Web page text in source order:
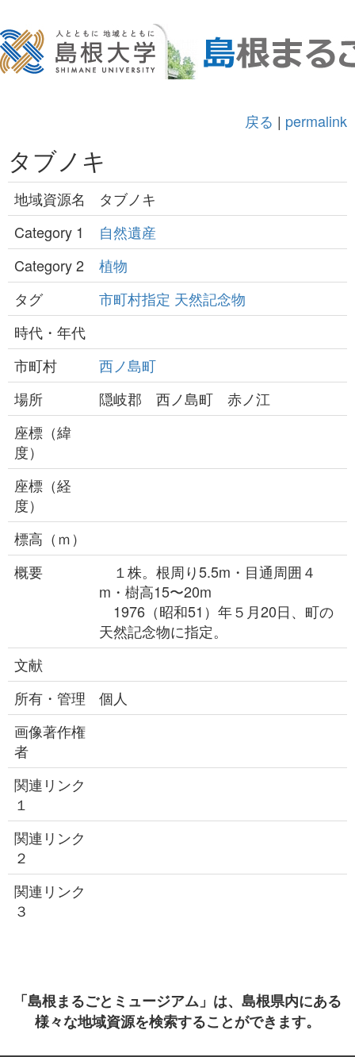
戻る | permalink
タブノキ
地域資源名
タブノキ
Category 1
自然遺産
Category 2
植物
タグ
市町村指定 天然記念物
時代・年代
市町村
西ノ島町
場所
隠岐郡 西ノ島町 赤ノ江
座標（緯
度）
座標（経
度）
標高（ｍ）
概要
１株。根周り5.5m・目通周囲４
m・樹高15〜20m
1976（昭和51）年５月20日、町の
天然記念物に指定。
文献
所有・管理
個人
画像著作権
者
関連リンク
１
関連リンク
２
関連リンク
３
「島根まるごとミュージアム」は、島根県内にある
様々な地域資源を検索することができます。